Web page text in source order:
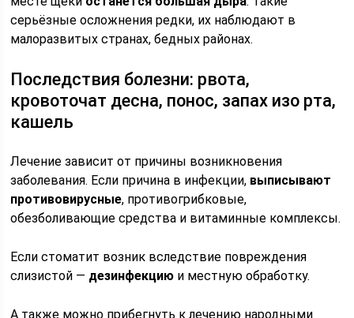
серьёзные осложнения редки, их наблюдают в
малоразвитых странах, бедных районах.
Последствия болезни: рвота,
кровоточат десна, понос, запах изо рта,
кашель
Лечение зависит от причины возникновения
заболевания. Если причина в инфекции, выписывают
противовирусные, противогрибковые,
обезболивающие средства и витаминные комплексы.
Если стоматит возник вследствие повреждения
слизистой — дезинфекцию и местную обработку.
А также можно прибегнуть к лечению народными